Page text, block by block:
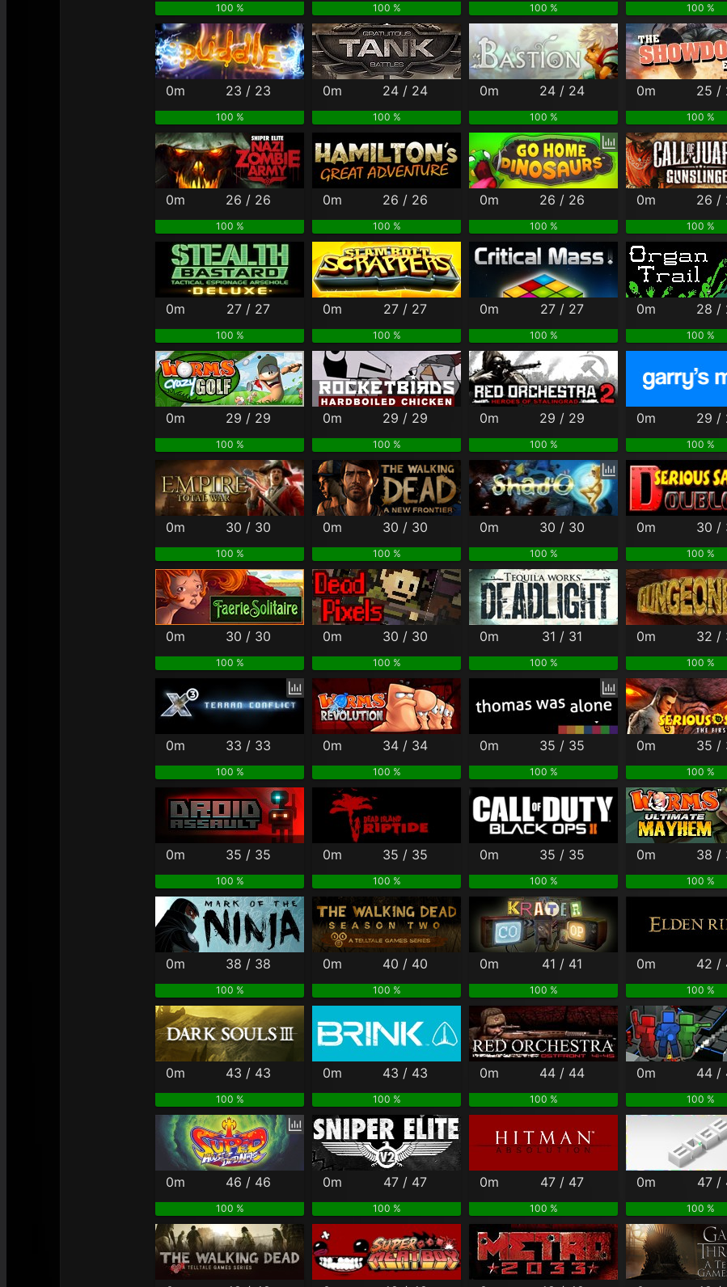
100 % 100 % 100 % 100 %
0m 23 / 23
100 %
0m 24 / 24
100 %
0m 24 / 24
100 %
0m 25 /
100 %
0m 26 / 26
100 %
0m 26 / 26
100 %
0m 26 / 26
100 %
0m 26 /
100 %
0m 27 / 27
100 %
0m 27 / 27
100 %
0m 27 / 27
100 %
0m 28 /
100 %
0m 29 / 29
100 %
0m 29 / 29
100 %
0m 29 / 29
100 %
0m 29 /
100 %
0m 30 / 30
100 %
0m 30 / 30
100 %
0m 30 / 30
100 %
0m 30 /
100 %
0m 30 / 30
100 %
0m 30 / 30
100 %
0m 31 / 31
100 %
0m 32 /
100 %
0m 33 / 33
100 %
0m 34 / 34
100 %
0m 35 / 35
100 %
0m 35 /
100 %
0m 35 / 35
100 %
0m 35 / 35
100 %
0m 35 / 35
100 %
0m 38 /
100 %
0m 38 / 38
100 %
0m 40 / 40
100 %
0m 41 / 41
100 %
0m 42 /
100 %
0m 43 / 43
100 %
0m 43 / 43
100 %
0m 44 / 44
100 %
0m 44 /
100 %
0m 46 / 46
100 %
0m 47 / 47
100 %
0m 47 / 47
100 %
0m 47 /
100 %